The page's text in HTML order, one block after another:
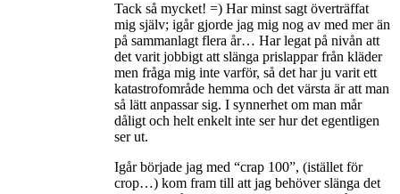
Tack så mycket! =) Har minst sagt överträffat
mig själv; igår gjorde jag mig nog av med mer än
på sammanlagt flera år… Har legat på nivån att
det varit jobbigt att slänga prislappar från kläder
men fråga mig inte varför, så det har ju varit ett
katastrofområde hemma och det värsta är att man
så lätt anpassar sig. I synnerhet om man mår
dåligt och helt enkelt inte ser hur det egentligen
ser ut.
Igår började jag med “crap 100”, (istället för
crop…) kom fram till att jag behöver slänga det